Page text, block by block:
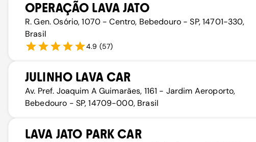
OPERAÇÃO LAVA JATO
R. Gen. Osório, 1070 - Centro, Bebedouro - SP, 14701-330,
Brasil
4.9 (57)
JULINHO LAVA CAR
Av. Pref. Joaquim A Guimarães, 1161 - Jardim Aeroporto,
Bebedouro - SP, 14709-000, Brasil
LAVA JATO PARK CAR